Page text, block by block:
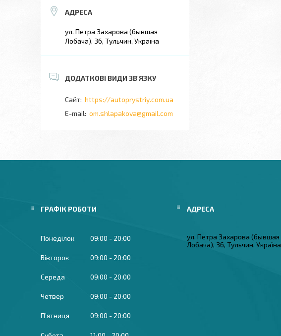
ул. Петра Захарова (бывшая
Лобача), 36, Тульчин, Україна
https://autoprystriy.com.ua
om.shlapakova@gmail.com
ГРАФІК РОБОТИ
Понеділок 09:00 20:00
Вівторок 09:00 20:00
Середа 09:00 20:00
Четвер 09:00 20:00
Пʼятниця 09:00 20:00
ул. Петра Захарова (бывшая
Лобача), 36, Тульчин, Україна